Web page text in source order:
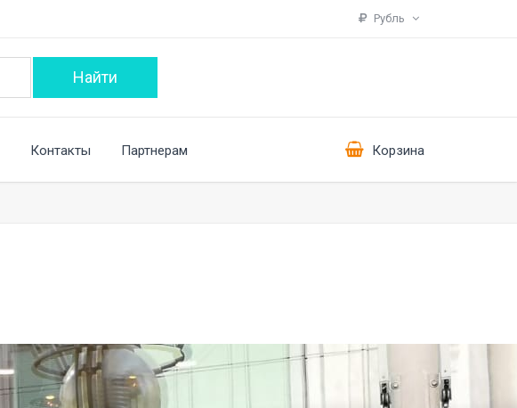
Рубль
Контакты Партнерам Корзина